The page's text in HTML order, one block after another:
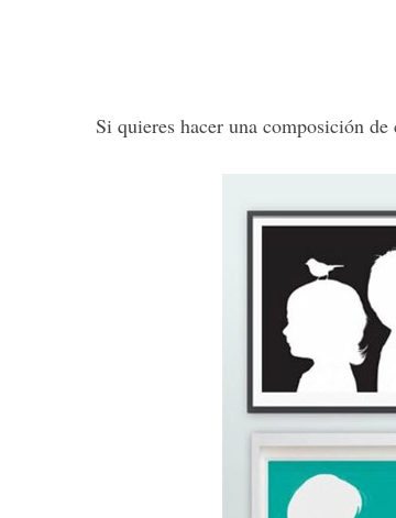
Si quieres hacer una composición